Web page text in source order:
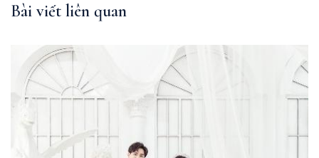
Bài viết liên quan